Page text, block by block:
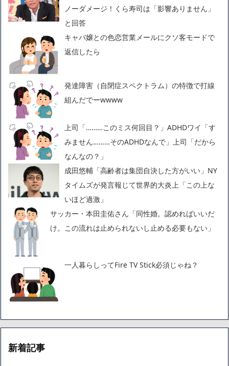
ノーダメージ！くら寿司は「影響ありません」
と回答
キャバ嬢との色恋営業メールにクソ客モードで
返信したら
発達障害（自閉症スペクトラム）の特徴で打線
組んだでーwwww
上司「………このミス何回目？」ADHDワイ「す
みません………そのADHDなんで」上司「だから
なんなの？」
成田悠輔「高齢者は集団自決した方がいい」NY
タイムズが発言報じて世界的大炎上「この上な
いほど過激」
サッカー・本田圭佑さん「同性婚。認めればいいだ
け。この流れは止められないし止める必要もない」
一人暮らしってFire TV Stick必須じゃね？
新着記事